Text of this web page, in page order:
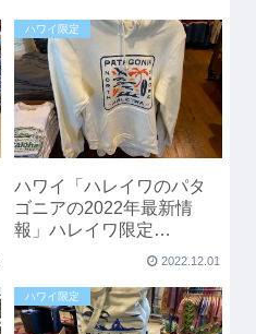
ハワイ限定
ハワイ「ハレイワのパタ
ゴニアの2022年最新情
報」ハレイワ限定
2022.12.01
ハワイ限定